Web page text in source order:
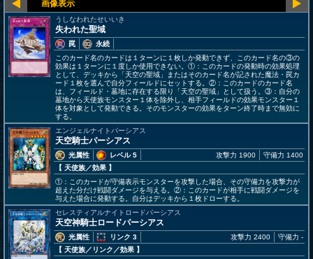
うしなわれたせいいき
失われた聖域
罠
永続
このカード名のカードは１ターンに１枚しか発動できず、このカード名の③の
効果は１ターンに１度しか使用できない。①：このカードの発動時の効果処理
として、デッキから「天空の聖域」またはそのカード名が記された魔法・罠カ
ード１枚を選んで自分フィールドにセットする。②：このカードのカード名
は、フィールド・墓地に存在する限り「天空の聖域」として扱う。③：自分の
墓地から天使族モンスター１体を除外し、相手フィールドの効果モンスター１
体を対象として発動できる。そのモンスターの効果をターン終了時まで無効に
する。
エンジェルナイトパーシアス
天空騎士パーシアス
光属性
レベル 5
【 天使族／効果 】
攻撃力 1900 守備力 1400
①：このカードが守備表示モンスターを攻撃した場合、その守備力を攻撃力が
超えた分だけ戦闘ダメージを与える。②：このカードが相手に戦闘ダメージを
与えた場合に発動する。自分はデッキから１枚ドローする。
セレスティアルナイトロードパーシアス
天空神騎士ロードパーシアス
光属性
リンク 3
【 天使族／リンク／効果 】
攻撃力 2400 守備力 -